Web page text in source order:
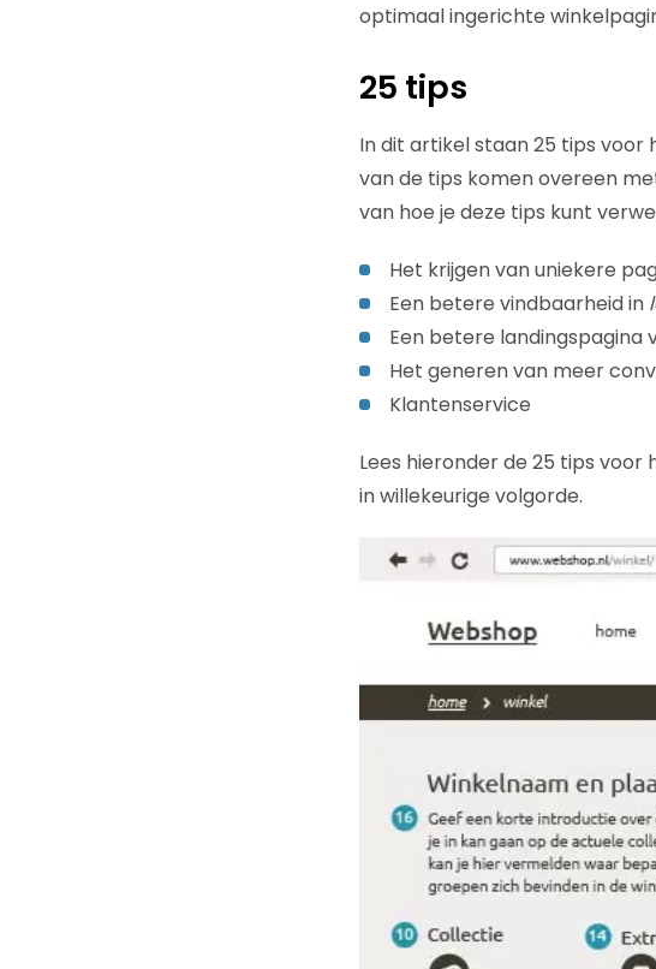
optimaal ingerichte
25 tips
In dit artikel staan 25 tips voor
van de tips komen overeen
van hoe je deze tips kunt
Het krijgen van uniekere
Een betere vindbaarheid in
Een betere landingspagina
Het generen van meer
Klantenservice
Lees hieronder de 25 tips voor
in willekeurige volgorde.